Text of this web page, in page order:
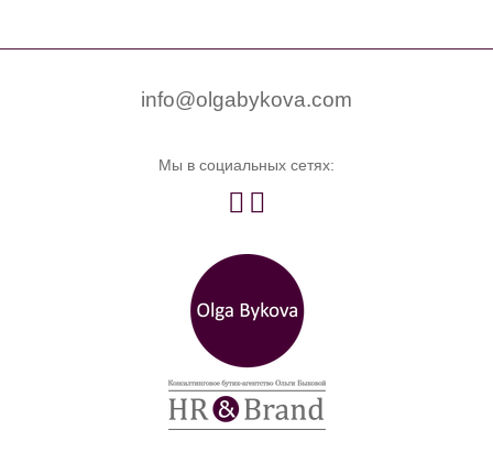
info@olgabykova.com
Мы в социальных сетях:
 